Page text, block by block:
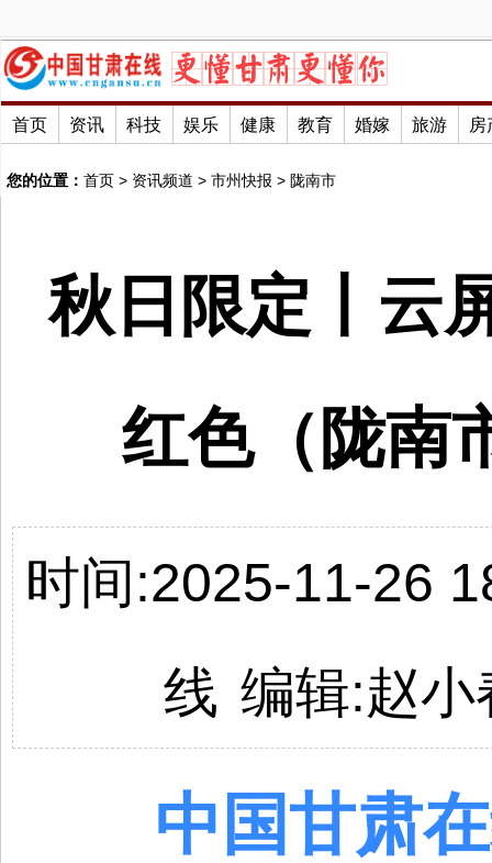
首页 资讯 科技 娱乐 健康 教育 婚嫁 旅游 房
您的位置： 首页 > 资讯频道 > 市州快报 > 陇南市
秋日限定丨云
红色（陇南
时间:2025-11-26
线 编辑:赵小
中国甘肃